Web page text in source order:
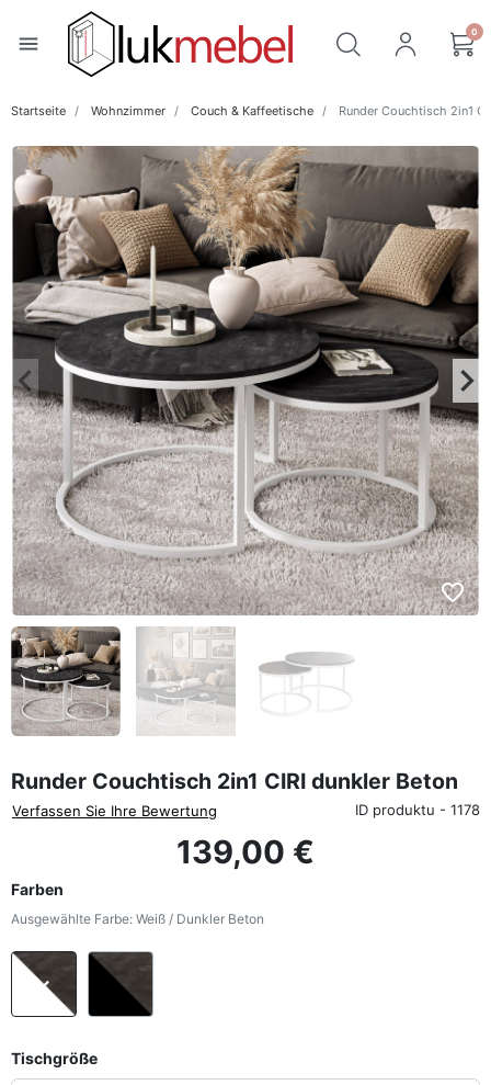
menu 0
Startseite Wohnzimmer Couch & Kaffeetische Runder Couchtisch 2in1
Zurück
keyboard_arrow_left keyboard_arrow_right
favorite_border
Runder Couchtisch 2in1 CIRI dunkler Beton
Verfassen Sie Ihre Bewertung ID produktu - 1178
139,00 €
Farben
Ausgewählte Farbe: Weiß / Dunkler Beton
Weiß / Dunkler Beton
Tischgröße